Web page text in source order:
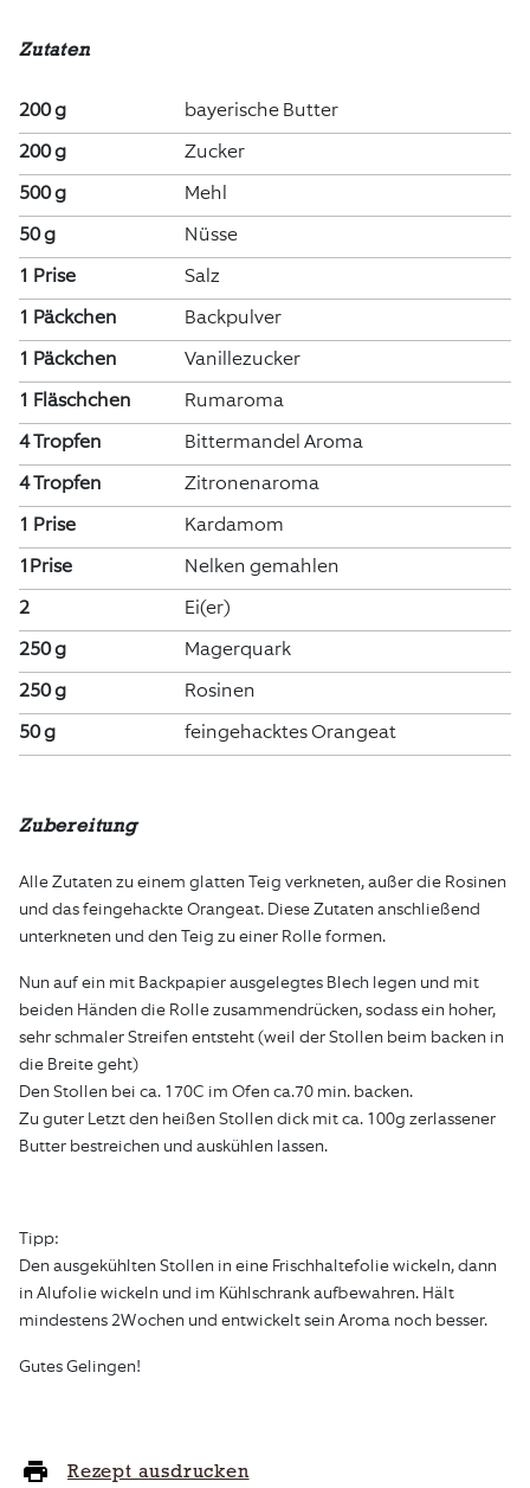
Zutaten
200 g
bayerische Butter
200 g
Zucker
500 g
Mehl
50 g
Nüsse
1 Prise
Salz
1 Päckchen
Backpulver
1 Päckchen
Vanillezucker
1 Fläschchen
Rumaroma
4 Tropfen
Bittermandel Aroma
4 Tropfen
Zitronenaroma
1 Prise
Kardamom
1Prise
Nelken gemahlen
2
Ei(er)
250 g
Magerquark
250 g
Rosinen
50 g
feingehacktes Orangeat
Zubereitung
Alle Zutaten zu einem glatten Teig verkneten, außer die Rosinen
und das feingehackte Orangeat. Diese Zutaten anschließend
unterkneten und den Teig zu einer Rolle formen.
Nun auf ein mit Backpapier ausgelegtes Blech legen und mit
beiden Händen die Rolle zusammendrücken, sodass ein hoher,
sehr schmaler Streifen entsteht (weil der Stollen beim backen in
die Breite geht)
Den Stollen bei ca. 170C im Ofen ca.70 min. backen.
Zu guter Letzt den heißen Stollen dick mit ca. 100g zerlassener
Butter bestreichen und auskühlen lassen.
Tipp:
Den ausgekühlten Stollen in eine Frischhaltefolie wickeln, dann
in Alufolie wickeln und im Kühlschrank aufbewahren. Hält
mindestens 2Wochen und entwickelt sein Aroma noch besser.
Gutes Gelingen!
Rezept ausdrucken